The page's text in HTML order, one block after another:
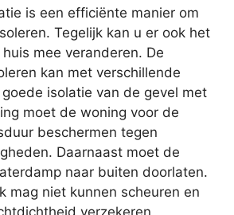
is een efficiënte manier om
Tegelijk kan u er ook het
mee veranderen. De
kan met verschillende
isolatie van de gevel met
moet de woning voor de
beschermen tegen
Daarnaast moet de
naar buiten doorlaten.
mag niet kunnen scheuren en